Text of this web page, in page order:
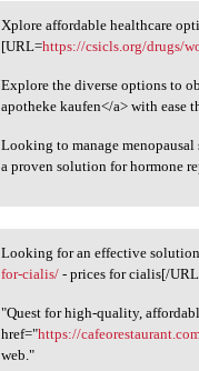
Xplore affordable
Xplore affordable healthcare
[URL=https://csicls.org/drugs/
Explore the diverse options to
apotheke kaufen</a> with ease
Looking to manage
a proven solution for hormone
Looking for an effective
Looking for an effective
for-cialis/ - prices for cialis[/
"Quest for high-quality,
href="https://
web."